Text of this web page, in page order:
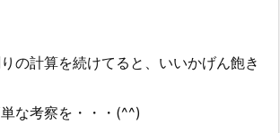
の計算を続けてると、いいかげん飽き
な考察を・・・(^^)